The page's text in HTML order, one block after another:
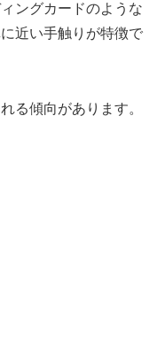
ングカードのような
近い手触りが特徴で
る傾向があります。